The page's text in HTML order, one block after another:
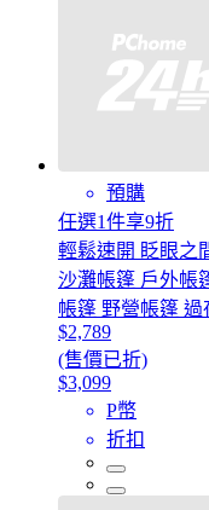
預購
任選1件享9折
輕鬆速開 眨眼之
沙灘帳篷 戶外帳
帳篷 野營帳篷
$2,789
(售價已折)
$3,099
P幣
折扣